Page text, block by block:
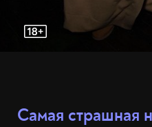
Самая страшная